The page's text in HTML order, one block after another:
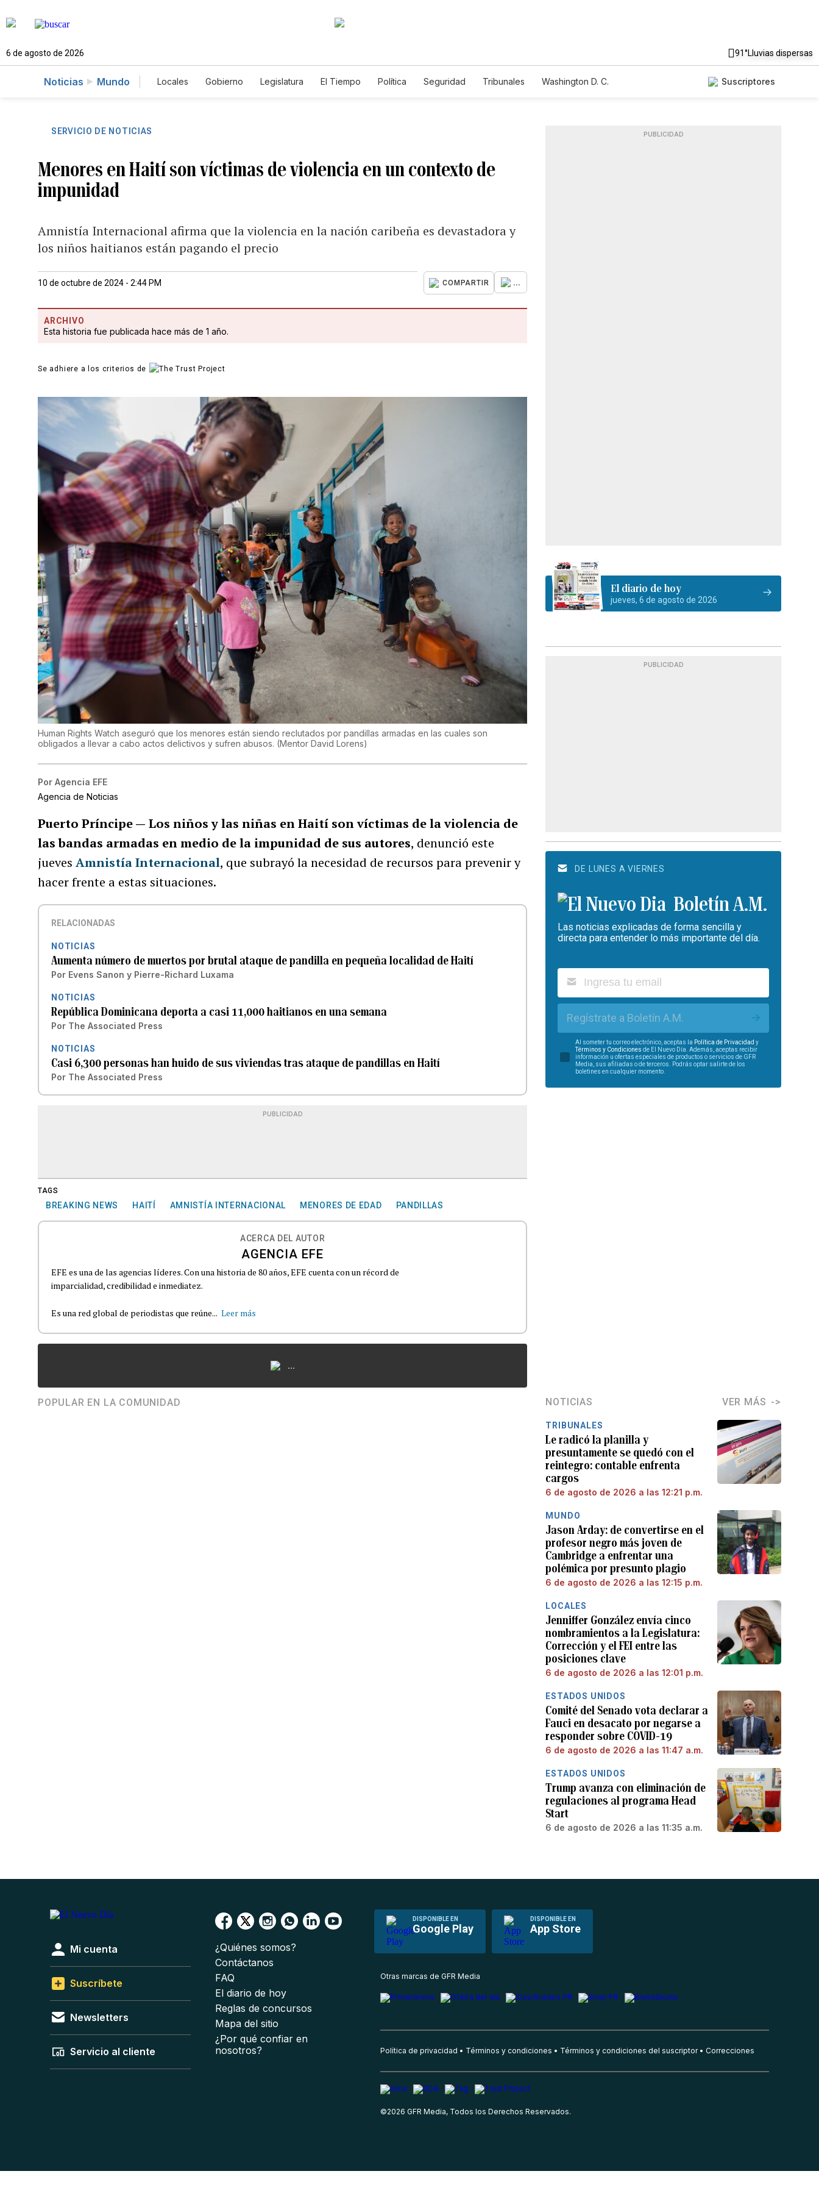
6 de agosto de 2026 91°Lluvias dispersas
Noticias Mundo Locales Gobierno Legislatura El Tiempo Política Seguridad Tribunales
Washington D. C.
Suscriptores
SERVICIO DE NOTICIAS
Menores en Haití son víctimas de violencia en un contexto de
impunidad
Amnistía Internacional afirma que la violencia en la nación caribeña es devastadora y
los niños haitianos están pagando el precio
10 de octubre de 2024 - 2:44 PM COMPARTIR ...
ARCHIVO
Esta historia fue publicada hace más de 1 año.
Se adhiere a los criterios de
Human Rights Watch aseguró que los menores están siendo reclutados por pandillas armadas en las cuales son
obligados a llevar a cabo actos delictivos y sufren abusos. (Mentor David Lorens)
Por Agencia EFE
Agencia de Noticias
Puerto Príncipe — Los niños y las niñas en Haití son víctimas de la violencia de
las bandas armadas en medio de la impunidad de sus autores, denunció este
juevesAmnistía Internacional, que subrayó la necesidad de recursos para prevenir y
hacer frente a estas situaciones.
RELACIONADAS
NOTICIAS
Aumenta número de muertos por brutal ataque de pandilla en pequeña localidad de Haití
Por Evens Sanon y Pierre-Richard Luxama
NOTICIAS
República Dominicana deporta a casi 11,000 haitianos en una semana
Por The Associated Press
NOTICIAS
Casi 6,300 personas han huido de sus viviendas tras ataque de pandillas en Haití
Por The Associated Press
PUBLICIDAD
TAGS
BREAKING NEWS HAITÍ AMNISTÍA INTERNACIONAL MENORES DE EDAD PANDILLAS
ACERCA DEL AUTOR
AGENCIA EFE
EFE es una de las agencias líderes. Con una historia de 80 años, EFE cuenta con un récord de
imparcialidad, credibilidad e inmediatez.
Es una red global de periodistas que reúne... Leer más
...
POPULAR EN LA COMUNIDAD
PUBLICIDAD
El diario de hoy
jueves, 6 de agosto de 2026
PUBLICIDAD
DE LUNES A VIERNES
Boletín A.M.
Las noticias explicadas de forma sencilla y
directa para entender lo más importante del día.
Regístrate a Boletín A.M.
Al someter tu correo electrónico, aceptas la Política de Privacidad y
Términos y Condiciones de El Nuevo Día. Además, aceptas recibir
información u ofertas especiales de productos o servicios de GFR
Media, sus afiliadas o de terceros. Podrás optar salirte de los
boletines en cualquier momento.
NOTICIAS VER MÁS
TRIBUNALES
Le radicó la planilla y
presuntamente se quedó con el
reintegro: contable enfrenta
cargos
6 de agosto de 2026 a las 12:21 p.m.
MUNDO
Jason Arday: de convertirse en el
profesor negro más joven de
Cambridge a enfrentar una
polémica por presunto plagio
6 de agosto de 2026 a las 12:15 p.m.
LOCALES
Jenniffer González envía cinco
nombramientos a la Legislatura:
Corrección y el FEI entre las
posiciones clave
6 de agosto de 2026 a las 12:01 p.m.
ESTADOS UNIDOS
Comité del Senado vota declarar a
Fauci en desacato por negarse a
responder sobre COVID-19
6 de agosto de 2026 a las 11:47 a.m.
ESTADOS UNIDOS
Trump avanza con eliminación de
regulaciones al programa Head
Start
6 de agosto de 2026 a las 11:35 a.m.
DISPONIBLE EN
Google Play
DISPONIBLE EN
App Store
Mi cuenta
Suscríbete
Newsletters
Servicio al cliente
¿Quiénes somos?
Contáctanos
FAQ
El diario de hoy
Reglas de concursos
Mapa del sitio
¿Por qué confiar en
nosotros?
Otras marcas de GFR Media
Política de privacidad Términos y condiciones Términos y condiciones del suscriptor Correcciones
©2026 GFR Media, Todos los Derechos Reservados.